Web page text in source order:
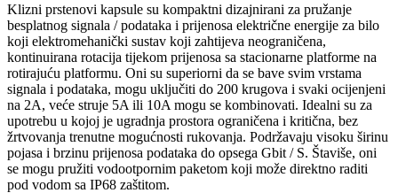
Klizni prstenovi kapsule su kompaktni dizajnirani za pružanje
besplatnog signala / podataka i prijenosa električne energije za bilo
koji elektromehanički sustav koji zahtijeva neograničena,
kontinuirana rotacija tijekom prijenosa sa stacionarne platforme na
rotirajuću platformu. Oni su superiorni da se bave svim vrstama
signala i podataka, mogu uključiti do 200 krugova i svaki ocijenjeni
na 2A, veće struje 5A ili 10A mogu se kombinovati. Idealni su za
upotrebu u kojoj je ugradnja prostora ograničena i kritična, bez
žrtvovanja trenutne mogućnosti rukovanja. Podržavaju visoku širinu
pojasa i brzinu prijenosa podataka do opsega Gbit / S. Štaviše, oni
se mogu pružiti vodootpornim paketom koji može direktno raditi
pod vodom sa IP68 zaštitom.